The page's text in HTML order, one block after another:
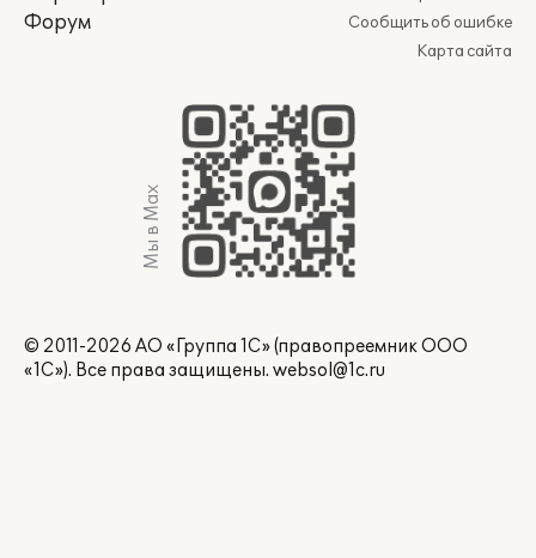
Форум
Сообщить об ошибке
Карта сайта
Мы в Max
© 2011-2026 АО «Группа 1С» (правопреемник ООО
«1С»). Все права защищены. websol@1c.ru